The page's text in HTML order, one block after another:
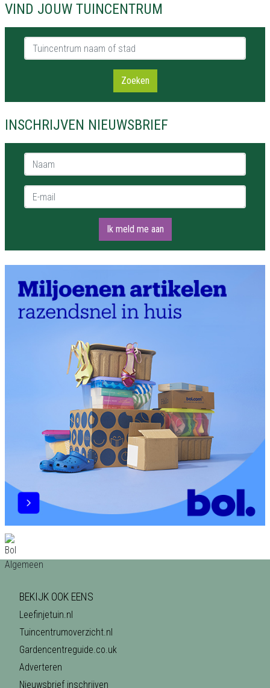
VIND JOUW TUINCENTRUM
Tuincentrum naam of stad
Zoeken
INSCHRIJVEN NIEUWSBRIEF
Naam *
E-mail *
Ik meld me aan
BEKIJK OOK EENS
Leefinjetuin.nl
Tuincentrumoverzicht.nl
Gardencentreguide.co.uk
Adverteren
Nieuwsbrief inschrijven